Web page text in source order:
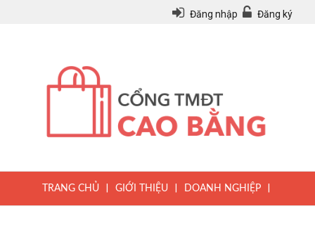
Đăng nhập Đăng ký
TRANG CHỦ GIỚI THIỆU DOANH NGHIỆP